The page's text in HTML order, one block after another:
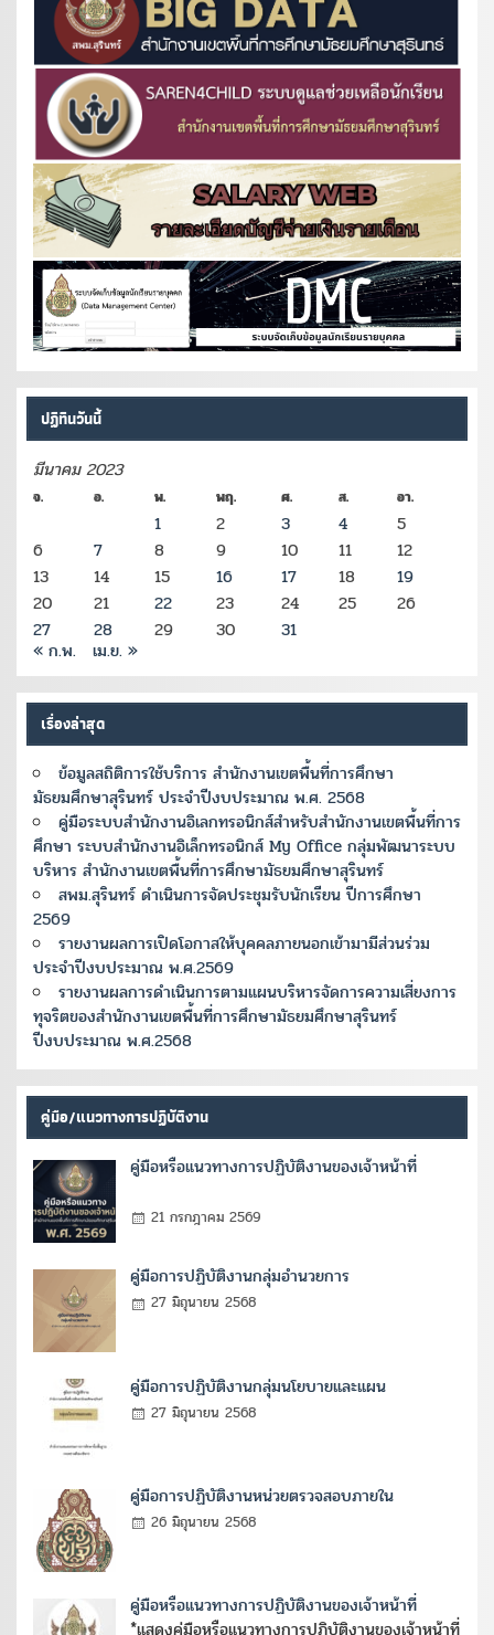
ปฏิทินวันนี้
มีนาคม 2023
จ. อ. พ. พฤ. ศ. ส. อา.
1 2 3 4
5
6
7 8 9 10 11
12
13
14 15 16 17 18
19
20
21 22 23 24 25
26
27
28 29 30 31
« ก.พ. เม.ย. »
เรื่องล่าสุด
ข้อมูลสถิติการใช้บริการ สำนักงานเขตพื้นที่การศึกษา
มัธยมศึกษาสุรินทร์ ประจำปีงบประมาณ พ.ศ. 2568
คู่มือระบบสำนักงานอิเลกทรอนิกส์สำหรับสำนักงานเขตพื้นที่การ
ศึกษา ระบบสำนักงานอิเล็กทรอนิกส์ My Office กลุ่มพัฒนาระบบ
บริหาร สำนักงานเขตพื้นที่การศึกษามัธยมศึกษาสุรินทร์
สพม.สุรินทร์ ดำเนินการจัดประชุมรับนักเรียน ปีการศึกษา
2569
รายงานผลการเปิดโอกาสให้บุคคลภายนอกเข้ามามีส่วนร่วม
ประจำปีงบประมาณ พ.ศ.2569
รายงานผลการดำเนินการตามแผนบริหารจัดการความเสี่ยงการ
ทุจริตของสำนักงานเขตพื้นที่การศึกษามัธยมศึกษาสุรินทร์
ปีงบประมาณ พ.ศ.2568
คู่มือ/แนวทางการปฏิบัติงาน
คู่มือหรือแนวทางการปฏิบัติงานของเจ้าหน้าที่
21 กรกฎาคม 2569
คู่มือการปฏิบัติงานกลุ่มอำนวยการ
27 มิถุนายน 2568
คู่มือการปฏิบัติงานกลุ่มนโยบายและแผน
27 มิถุนายน 2568
คู่มือการปฏิบัติงานหน่วยตรวจสอบภายใน
26 มิถุนายน 2568
คู่มือหรือแนวทางการปฏิบัติงานของเจ้าหน้าที่